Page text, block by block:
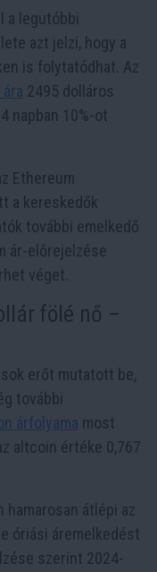
a legutóbbi
azt jelzi, hogy a
is folytatódhat. Az
2495 dolláros
napban 10%-ot
Ethereum
a kereskedők
további emelkedő
ár-előrejelzése
véget.
fölé nő –
erőt mutatott be,
további
árfolyama most
altcoin értéke 0,767
hamarosan átlépi az
óriási áremelkedést
szerint 2024-